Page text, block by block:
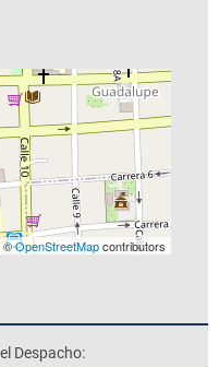
©OpenStreetMapcontributors
Despacho: